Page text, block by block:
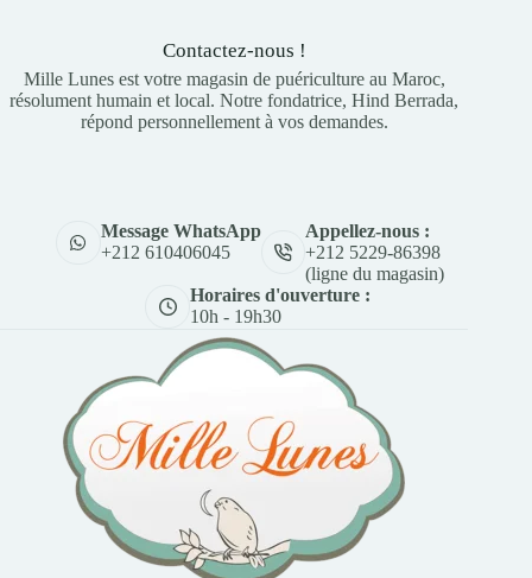
Contactez-nous !
Mille Lunes est votre magasin de puériculture au Maroc,
résolument humain et local. Notre fondatrice, Hind Berrada,
répond personnellement à vos demandes.
Message WhatsApp
+212 610406045
Appellez-nous :
+212 5229-86398
(ligne du magasin)
Horaires d'ouverture :
10h - 19h30